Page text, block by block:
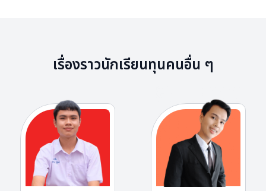
เรื่องราวนักเรียนทุนคนอื่น ๆ